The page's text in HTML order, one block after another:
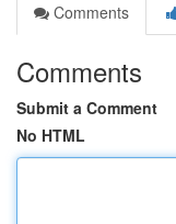
Comments
Comments
Submit a Comment
No HTML